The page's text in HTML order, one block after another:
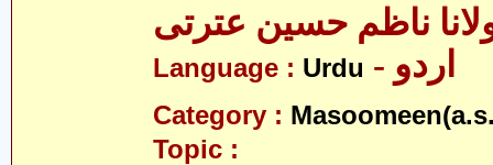
ناظم حسین عترتی
Language : Urdu - اردو
Category :
Topic :